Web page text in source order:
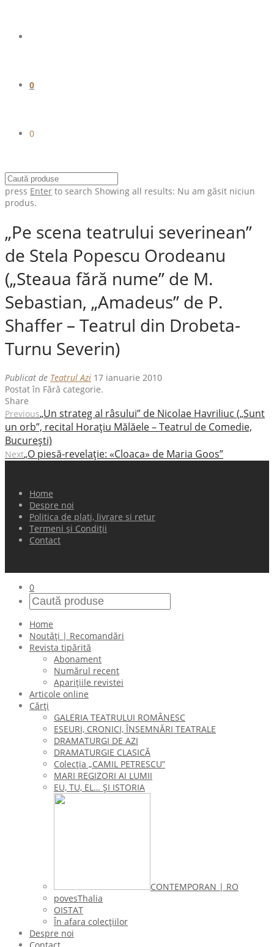
0
0
press Enter to search Showing all results: Nu am găsit niciun
produs.
„Pe scena teatrului severinean”
de Stela Popescu Orodeanu
(„Steaua fără nume” de M.
Sebastian, „Amadeus” de P.
Shaffer – Teatrul din Drobeta-
Turnu Severin)
Publicat de Teatrul Azi 17 ianuarie 2010
Postat în Fără categorie.
Share
Previous„Un strateg al râsului” de Nicolae Havriliuc („Sunt
un orb”, recital Horaţiu Mălăele – Teatrul de Comedie,
Bucureşti)
Next„O piesă-revelaţie: «Cloaca» de Maria Goos”
Home
Despre noi
Politica de plati, livrare si retur
Termeni și Condiții
Contact
0
Home
Noutăți | Recomandări
Revista tipărită
Abonament
Numărul recent
Aparițiile revistei
Articole online
Cărți
GALERIA TEATRULUI ROMÂNESC
ESEURI, CRONICI, ÎNSEMNĂRI TEATRALE
DRAMATURGI DE AZI
DRAMATURGIE CLASICĂ
Colecţia „CAMIL PETRESCU”
MARI REGIZORI AI LUMII
EU, TU, EL… ŞI ISTORIA
CONTEMPORAN | RO
povesThalia
OISTAT
În afara colecţiilor
Despre noi
Contact